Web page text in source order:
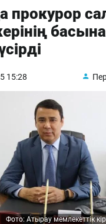
прокурор
15:28
Фото: Атырау мемлекеттік